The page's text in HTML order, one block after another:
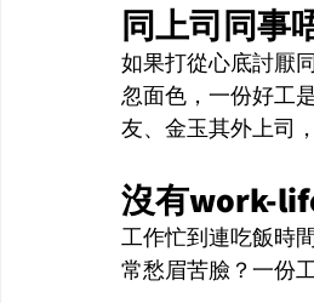
同上司同事
如果打從心底討厭
忽面色，一份好工
友、金玉其外上司
沒有work-
工作忙到連吃飯時
常愁眉苦臉？一份